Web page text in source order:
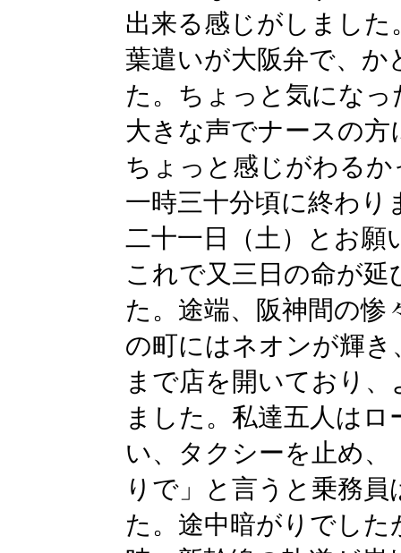
出来る感じがしまし
葉遣いが大阪弁で、
た。ちょっと気にな
大きな声でナースの
ちょっと感じがわる
一時三十分頃に終わり
二十一日（土）とお願
これで又三日の命が
た。途端、阪神間の惨
の町にはネオンが輝
まで店を開いており
ました。私達五人は
い、タクシーを止め
りで」と言うと乗務
た。途中暗がりでし